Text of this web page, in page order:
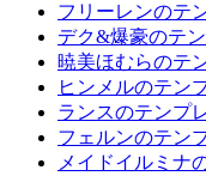
フリーレンのテ
デク&爆豪のテ
暁美ほむらのテ
ヒンメルのテン
ランスのテンプ
フェルンのテン
メイドイルミナ